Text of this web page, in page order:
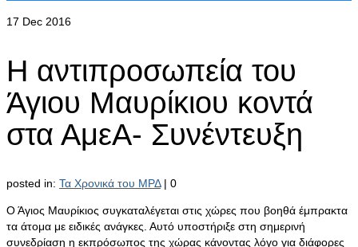
17 Dec 2016
Η αντιπροσωπεία του
Άγιου Μαυρίκιου κοντά
στα ΑμεΑ- Συνέντευξη
posted in: Τα Χρονικά του ΜΡΔ | 0
Ο Άγιος Μαυρίκιος συγκαταλέγεται στις χώρες που βοηθά έμπρακτα
τα άτομα με ειδικές ανάγκες. Αυτό υποστήριξε στη σημερινή
συνεδρίαση η εκπρόσωπος της χώρας κάνοντας λόγο για διάφορες